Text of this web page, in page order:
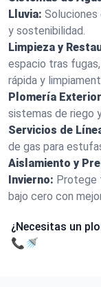
Lluvia: Soluciones
y sostenibilidad.
Limpieza y
espacio tras
rápida y
Plomería
sistemas de riego
Servicios de
de gas para
Aislamiento y
Invierno: Protege
bajo cero con
¿Necesitas un
📞🚿